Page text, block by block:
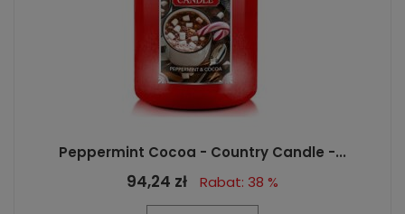
Peppermint Cocoa - Country Candle -...
94,24 zł Rabat: 38 %